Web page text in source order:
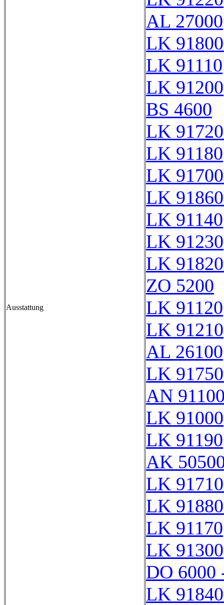
Ausstattung
AL 27000
LK
LK 91110
LK 91200
BS 4600
LK
LK 91180
LK
LK
LK 91140
LK 91230
LK
ZO 5200
LK 91120
LK 91210
AL 26100
LK
AN
LK 91000
LK 91190
AK
LK
LK
LK 91170
LK 91300
DO 6000
LK